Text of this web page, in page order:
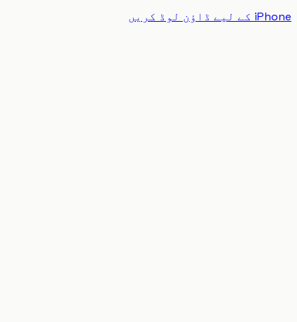
iPhone کے لیے ڈاؤن لوڈ کریں